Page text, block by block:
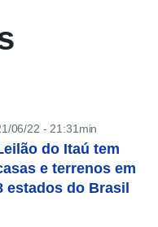
06/22 - 21:31min
do Itaú tem
e terrenos em
estados do Brasil